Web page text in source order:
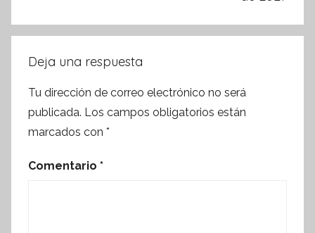
Deja una respuesta
Tu dirección de correo electrónico no será
publicada. Los campos obligatorios están
marcados con *
Comentario *